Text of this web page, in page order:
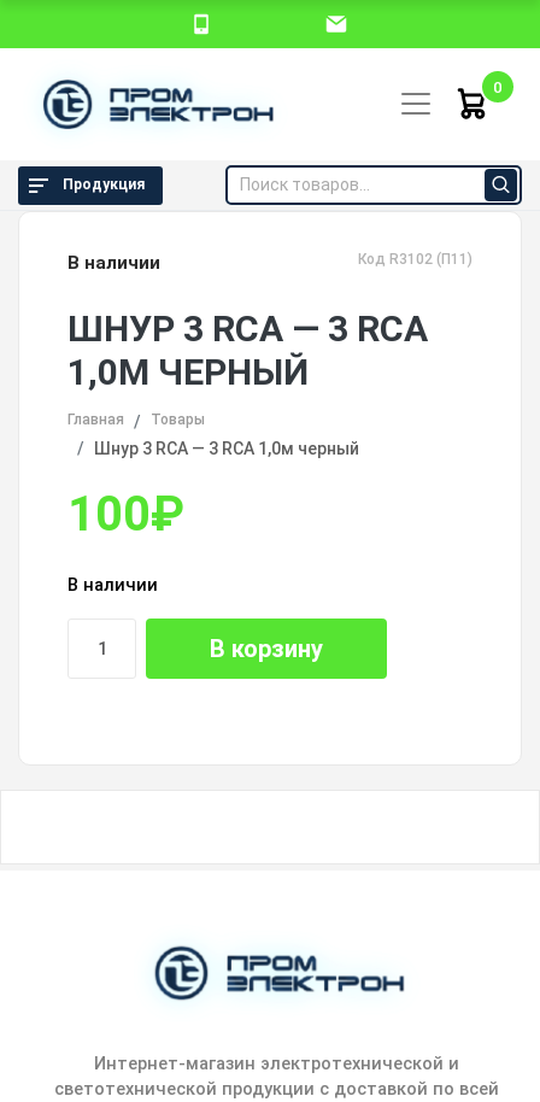
0
Продукция
В наличии Код R3102 (П11)
ШНУР 3 RCA — 3 RCA
1,0М ЧЕРНЫЙ
Главная Товары
Шнур 3 RCA — 3 RCA 1,0м черный
100₽
В наличии
В корзину
Интернет-магазин электротехнической и
светотехнической продукции с доставкой по всей